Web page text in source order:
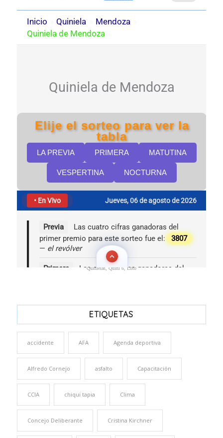
Quinielas, Quini 6, Loto
ETIQUETAS
accidente AFA Agenda deportiva
Alfredo Cornejo asfalto Capacitación
CCIA chiqui tapia Clima
Concejo Deliberante Cristina Kirchner